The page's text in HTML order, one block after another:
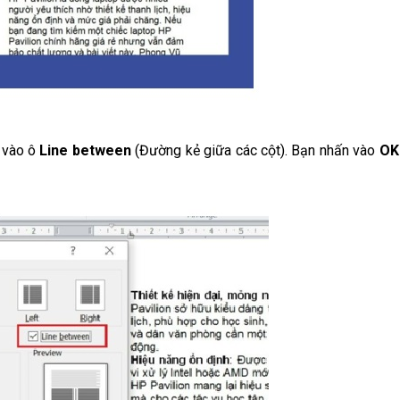
ô Line between(Đường kẻ giữa các cột). Bạn nhấn vào OK